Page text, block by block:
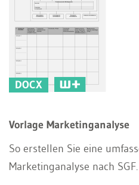
DOCX
Vorlage Marketinganalyse
So erstellen Sie eine
Marketinganalyse nach SGF.